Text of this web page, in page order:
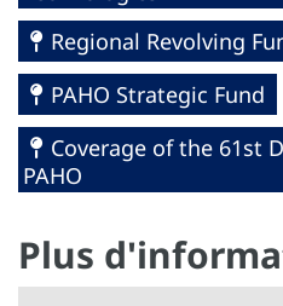
Regional Revolving
PAHO Strategic Fund
Coverage of the 61st
PAHO
Plus